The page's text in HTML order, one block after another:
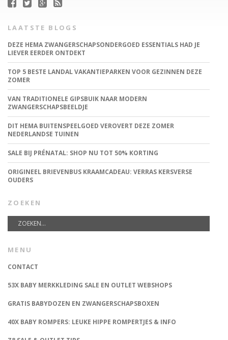
LAATSTE BLOGS
DEZE HEMA ZWANGERSCHAPSONDERGOED ESSENTIALS HAD JE
LIEVER EERDER ONTDEKT
TOP 5 BESTE LANDAL VAKANTIEPARKEN VOOR GEZINNEN DEZE
ZOMER
VAN TRADITIONELE GIPSBUIK NAAR MODERN
ZWANGERSCHAPSBEELDJE
DIT HEMA BUITENSPEELGOED VEROVERT DEZE ZOMER
NEDERLANDSE TUINEN
SALE BIJ PRÉNATAL: SHOP NU TOT 50% KORTING
ORIGINEEL BRIEVENBUS KRAAMCADEAU: VERRAS KERSVERSE
OUDERS
ZOEKEN
MENU
CONTACT
53X BABY MERKKLEDING SALE EN OUTLET WEBSHOPS
GRATIS BABYDOZEN EN ZWANGERSCHAPSBOXEN
40X BABY ROMPERS: LEUKE HIPPE ROMPERTJES & INFO